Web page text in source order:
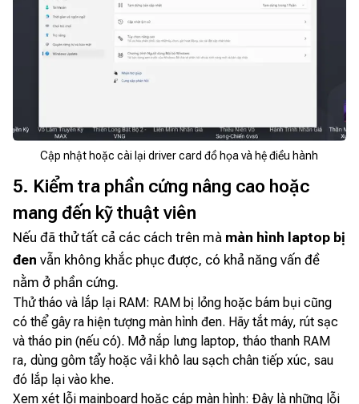
Cập nhật hoặc cài lại driver card đồ họa và hệ điều hành
5. Kiểm tra phần cứng nâng cao hoặc
mang đến kỹ thuật viên
Nếu đã thử tất cả các cách trên mà màn hình laptop bị
đen vẫn không khắc phục được, có khả năng vấn đề
nằm ở phần cứng.
Thử tháo và lắp lại RAM: RAM bị lỏng hoặc bám bụi cũng
có thể gây ra hiện tượng màn hình đen. Hãy tắt máy, rút sạc
và tháo pin (nếu có). Mở nắp lưng laptop, tháo thanh RAM
ra, dùng gôm tẩy hoặc vải khô lau sạch chân tiếp xúc, sau
đó lắp lại vào khe.
Xem xét lỗi mainboard hoặc cáp màn hình: Đây là những lỗi